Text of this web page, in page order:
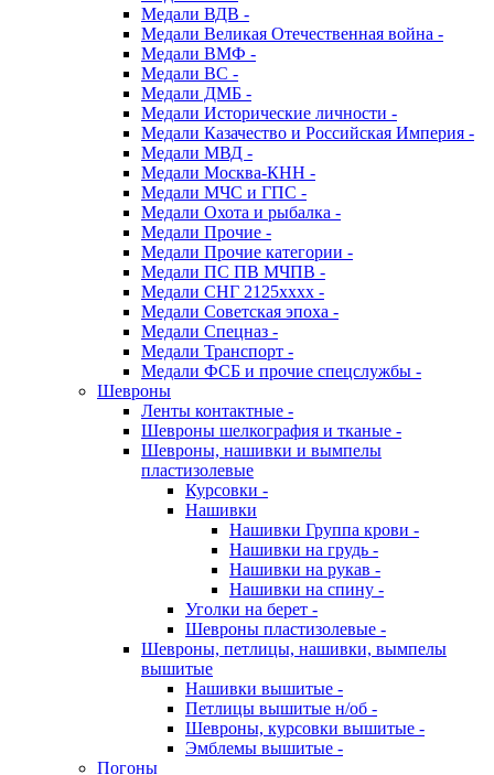
Медали ВДВ -
Медали Великая Отечественная война -
Медали ВМФ -
Медали ВС -
Медали ДМБ -
Медали Исторические личности -
Медали Казачество и Российская Империя -
Медали МВД -
Медали Москва-КНН -
Медали МЧС и ГПС -
Медали Охота и рыбалка -
Медали Прочие -
Медали Прочие категории -
Медали ПС ПВ МЧПВ -
Медали СНГ 2125хххх -
Медали Советская эпоха -
Медали Спецназ -
Медали Транспорт -
Медали ФСБ и прочие спецслужбы -
Шевроны
Ленты контактные -
Шевроны шелкография и тканые -
Шевроны, нашивки и вымпелы
пластизолевые
Курсовки -
Нашивки
Нашивки Группа крови -
Нашивки на грудь -
Нашивки на рукав -
Нашивки на спину -
Уголки на берет -
Шевроны пластизолевые -
Шевроны, петлицы, нашивки, вымпелы
вышитые
Нашивки вышитые -
Петлицы вышитые н/об -
Шевроны, курсовки вышитые -
Эмблемы вышитые -
Погоны